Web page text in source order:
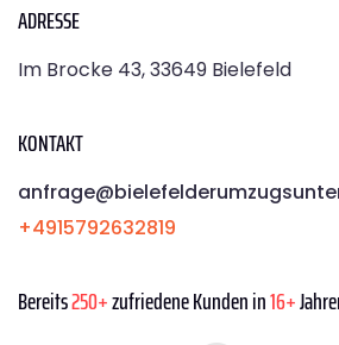
ADRESSE
Im Brocke 43, 33649 Bielefeld
KONTAKT
+4915792632819
Bereits250+zufriedene Kunden in16+